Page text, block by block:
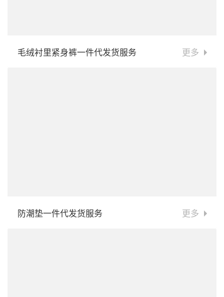
毛绒衬里紧身裤一件代发货服务 更多
防潮垫一件代发货服务 更多